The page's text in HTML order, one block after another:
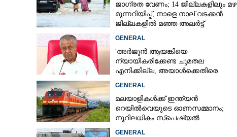
ജാഗ്രത വേണം; 14 ജില്ലകളിലും മഴ
മുന്നറിയിപ്പ്, നാളെ നാല് വടക്കൻ
ജില്ലകളിൽ മഞ്ഞ അലർട്ട്
GENERAL
'അർജുൻ ആയങ്കിയെ
ന്യായീകരിക്കേണ്ട ചുമതല
എനിക്കില്ല, അയാൾക്കെതിരെ
GENERAL
മലയാളികൾക്ക് ഇന്ത്യൻ
റെയിൽവെയുടെ ഓണസമ്മാനം;
നൂറിലധികം സ്‌പെഷ്യൽ
GENERAL